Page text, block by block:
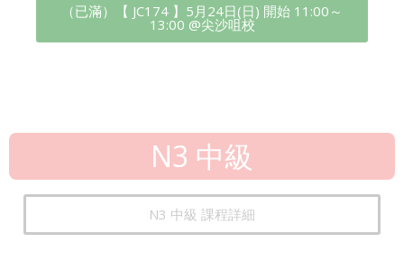
（已滿）【 JC174 】5月24日(日) 開始 11:00～
13:00 @尖沙咀校
N3 中級
N3 中級 課程詳細